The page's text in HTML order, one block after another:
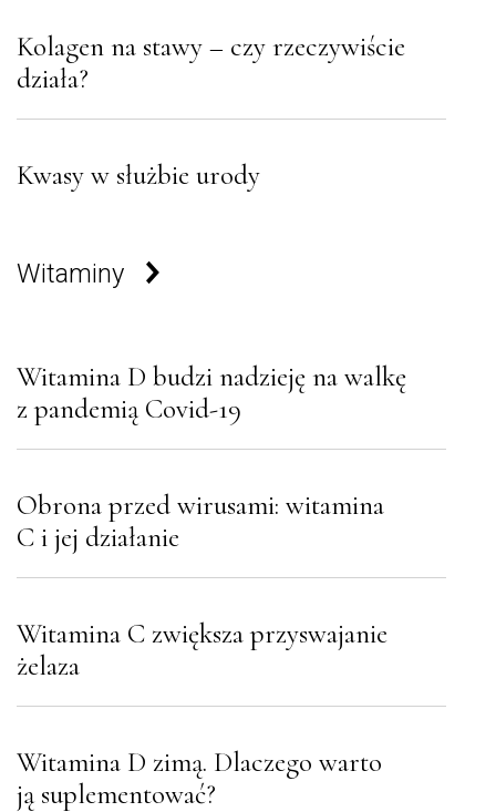
Kolagen na stawy – czy rzeczywiście
działa?
Kwasy w służbie urody
Witaminy
Witamina D budzi nadzieję na walkę
z pandemią Covid-19
Obrona przed wirusami: witamina
C i jej działanie
Witamina C zwiększa przyswajanie
żelaza
Witamina D zimą. Dlaczego warto
ją suplementować?